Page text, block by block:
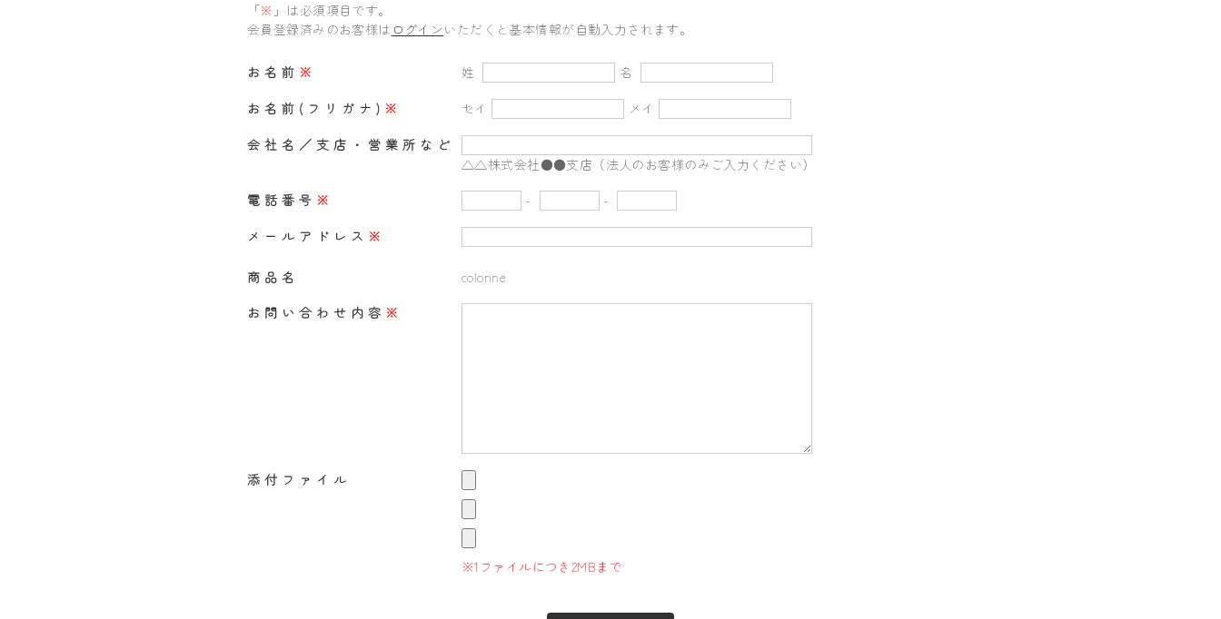
「※ 」は必須項目です。
会員登録済みのお客様は ログイン いただくと基本情報が自動入力されます。
お名前 ※ 姓
名
お名前(フリガナ) ※ セイ
メイ
会社名／支店・営業所など
△△株式会社●●支店（法人のお客様のみご入力ください）
電話番号 ※ -
-
メールアドレス ※
商品名
colonne
お問い合わせ内容 ※
添付ファイル
※1ファイルにつき2MBまで